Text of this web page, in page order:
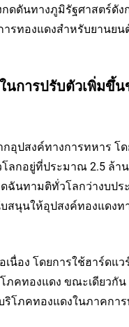
ดดันทางภูมิรัฐศาสตร์ดัง
ารทองแดงสำหรับยานย
นการปรับตัวเพิ่มขึ้น
อุปสงค์ทางการทหาร โ
ลกอยู่ที่ประมาณ 2.5 ล้า
ฉันทามติทั่วโลกว่างบป
สนุนให้อุปสงค์ทองแดงท
นื่อง โดยการใช้ฮาร์ดแว
ภคทองแดง ขณะเดียวกั
ริโภคทองแดงในภาคกา